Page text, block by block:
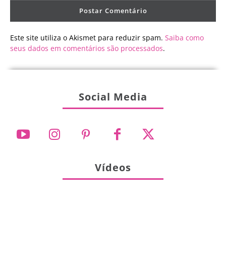
Este site utiliza o Akismet para reduzir spam. Saiba como
seus dados em comentários são processados.
Social Media
Vídeos